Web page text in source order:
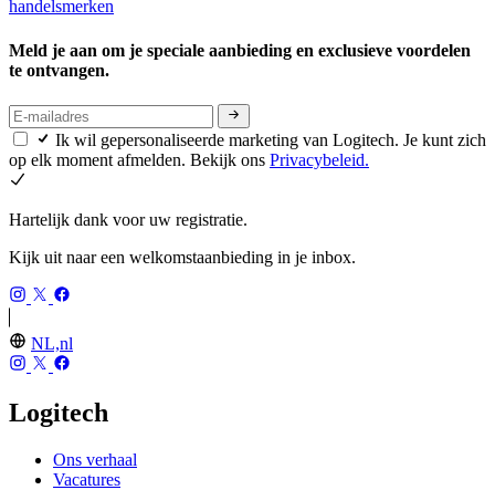
handelsmerken
Meld je aan om je speciale aanbieding en exclusieve voordelen
te ontvangen.
Ik wil gepersonaliseerde marketing van Logitech. Je kunt zich
op elk moment afmelden. Bekijk ons Privacybeleid.
Hartelijk dank voor uw registratie.
Kijk uit naar een welkomstaanbieding in je inbox.
NL,nl
Logitech
Ons verhaal
Vacatures